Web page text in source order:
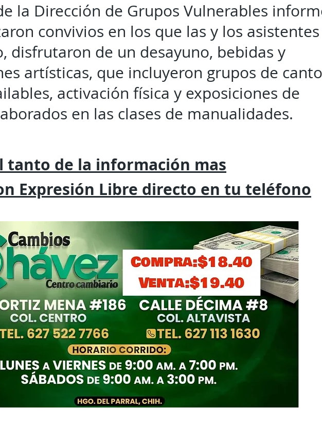
la Dirección de Grupos Vulnerables
convivios en los que las y los
disfrutaron de un desayuno, bebidas y
artísticas, que incluyeron grupos de
activación física y exposiciones de
en las clases de manualidades.
tanto de la información mas
Expresión Libre directo en tu teléfono